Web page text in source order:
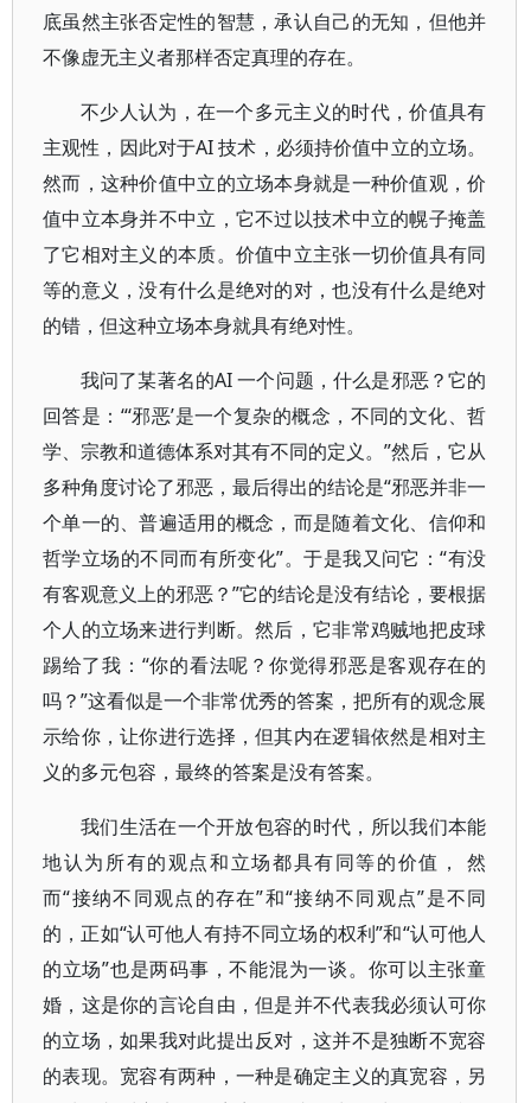
底虽然主张否定性的智慧，承认自己的无知，但他并
不像虚无主义者那样否定真理的存在。
不少人认为，在一个多元主义的时代，价值具有
主观性，因此对于AI 技术，必须持价值中立的立场。
然而，这种价值中立的立场本身就是一种价值观，价
值中立本身并不中立，它不过以技术中立的幌子掩盖
了它相对主义的本质。价值中立主张一切价值具有同
等的意义，没有什么是绝对的对，也没有什么是绝对
的错，但这种立场本身就具有绝对性。
我问了某著名的AI 一个问题，什么是邪恶？它的
回答是：“‘邪恶’是一个复杂的概念，不同的文化、哲
学、宗教和道德体系对其有不同的定义。”然后，它从
多种角度讨论了邪恶，最后得出的结论是“邪恶并非一
个单一的、普遍适用的概念，而是随着文化、信仰和
哲学立场的不同而有所变化”。于是我又问它：“有没
有客观意义上的邪恶？”它的结论是没有结论，要根据
个人的立场来进行判断。然后，它非常鸡贼地把皮球
踢给了我：“你的看法呢？你觉得邪恶是客观存在的
吗？”这看似是一个非常优秀的答案，把所有的观念展
示给你，让你进行选择，但其内在逻辑依然是相对主
义的多元包容，最终的答案是没有答案。
我们生活在一个开放包容的时代，所以我们本能
地认为所有的观点和立场都具有同等的价值， 然
而“接纳不同观点的存在”和“接纳不同观点”是不同
的，正如“认可他人有持不同立场的权利”和“认可他人
的立场”也是两码事，不能混为一谈。你可以主张童
婚，这是你的言论自由，但是并不代表我必须认可你
的立场，如果我对此提出反对，这并不是独断不宽容
的表现。宽容有两种，一种是确定主义的真宽容，另